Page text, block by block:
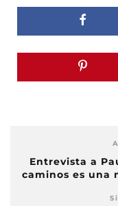
Entrevista a
caminos es una